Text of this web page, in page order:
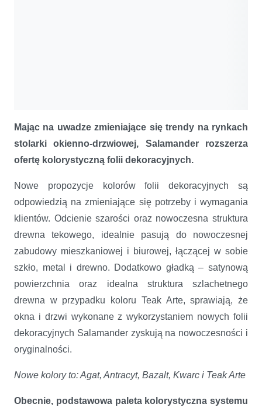
Mając na uwadze zmieniające się trendy na rynkach
stolarki okienno-drzwiowej, Salamander rozszerza
ofertę kolorystyczną folii dekoracyjnych.
Nowe propozycje kolorów folii dekoracyjnych są
odpowiedzią na zmieniające się potrzeby i wymagania
klientów. Odcienie szarości oraz nowoczesna struktura
drewna tekowego, idealnie pasują do nowoczesnej
zabudowy mieszkaniowej i biurowej, łączącej w sobie
szkło, metal i drewno. Dodatkowo gładką – satynową
powierzchnia oraz idealna struktura szlachetnego
drewna w przypadku koloru Teak Arte, sprawiają, że
okna i drzwi wykonane z wykorzystaniem nowych folii
dekoracyjnych Salamander zyskują na nowoczesności i
oryginalności.
Nowe kolory to: Agat, Antracyt, Bazalt, Kwarc i Teak Arte
Obecnie, podstawowa paleta kolorystyczna systemu